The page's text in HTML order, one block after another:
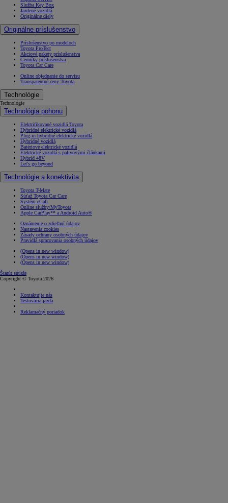
Služba Key Box
Jazdené vozidlá
Originálne diely
Originálne príslušenstvo
Príslušenstvo po modeloch
Toyota ProTect
Akciové pakety príslušenstva
Cenníky príslušenstva
Toyota Car Care
Online objednanie do servisu
Transparentné ceny Toyota
Technológie
Technológie
Technológia pohonu
Elektrifikované vozidlá Toyota
Hybridné elektrické vozidlá
Plug-in hybridné elektrické vozidlá
Hybridné vozidlá
Batériové elektrické vozidlá
Elektrické vozidlá s palivovými článkami
Hybrid 48V
Let's go beyond
Technológie a konektivita
Toyota T-Mate
Súťaž Toyota Car Care
Systém eCall
Online služby/MyToyota
Apple CarPlay™ a Android Auto®
Oznámenie o zdieľaní údajov
Nastavenia cookies
Zásady ochrany osobných údajov
Pravidlá spracovania osobných údajov
(Opens in new window)
(Opens in new window)
(Opens in new window)
Štatút súťaže
Copyright © Toyota 2026
Kontaktujte nás
Testovacia jazda
Reklamačný poriadok